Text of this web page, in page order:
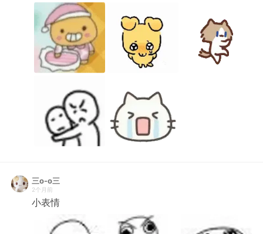
三o-o三
2个月前
小表情